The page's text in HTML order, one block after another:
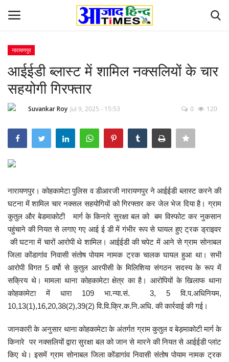
Home
Contact
देश-विदेश
छत्तीसगढ़ राज्य
दुनिया
मनोरंजन
सेहत
धर्म
करियर
राशिफल
नारायणपुर
आईईडी ब्लास्ट में शामिल नक्सलियों के चार
सहयोगी गिरफ्तार
Suvankar Roy Jul 9, 2025 - 15:53 0 120
नारायणपुर। कोहकामेटा पुलिस व डीआरजी नारायणपुर ने आईईडी ब्लास्ट करने की
घटना में शामिल चार नक्सल सहयोगियों को गिरफ्तार कर जेल भेज दिया है। ग्राम
कुतुल और बेडमाकोटी मार्ग के किनारे सुरक्षा बल को बम विस्फोट कर नुकसान
पहुंचाने की नियत से लगाए गए आई ई डी में गंभीर रूप से घायल हुए ट्रक ड्राइवर
की घटना में चारों आरोपी थे शामिल। आईईडी की चपेट में आने से ग्राम सोनाबल
जिला कोंडागांव निवासी संतोष पोयाम नामक ट्रक चालक घायल हुआ था। सभी
आरोपी विगत 5 वर्षो से कुतुल आरपीसी के मिलिशिया संगठन सदस्य के रूप में
सक्रिय थे। मामला थाना कोहकामेटा क्षेत्र का है। आरोपियों के खिलाफ थाना
कोहकामेटा में धारा 109 भा.न्या.सं. 3, 5 वि.प.अधिनियम,
10,13(1),16,20,38(2),39(2) वि.वि.क्रि.क.नि.अधि. की कार्रवाई की गई।
जानकारी के अनुसार थाना कोहकामेटा के अंतर्गत ग्राम कुतुल व बेड़माकोटी मार्ग के
किनारे पर नक्सलियों द्वारा सुरक्षा बल को जान से मारने की नियत से आईईडी प्लांट
किए थे। इसमें ग्राम सोनाबल जिला कोंडागांव निवासी संतोष पोयाम नामक ट्रक